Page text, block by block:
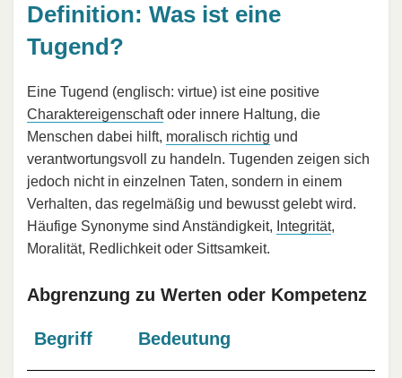
Definition: Was ist eine
Tugend?
Eine Tugend (englisch: virtue) ist eine positive
Charaktereigenschaftoder innere Haltung, die
Menschen dabei hilft, moralisch richtig und
verantwortungsvoll zu handeln. Tugenden zeigen sich
jedoch nicht in einzelnen Taten, sondern in einem
Verhalten, das regelmäßig und bewusst gelebt wird.
Häufige Synonyme sind Anständigkeit, Integrität,
Moralität, Redlichkeit oder Sittsamkeit.
Abgrenzung zu Werten oder Kompetenz
Begriff Bedeutung